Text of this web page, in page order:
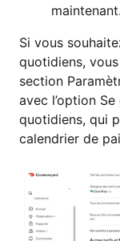
maintenant.
Si vous
quotidiens,
section
avec l’option
quotidiens, qui
calendrier de